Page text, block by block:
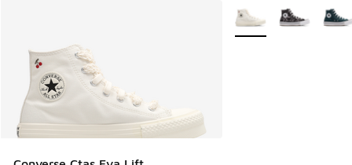
Weitere Farben